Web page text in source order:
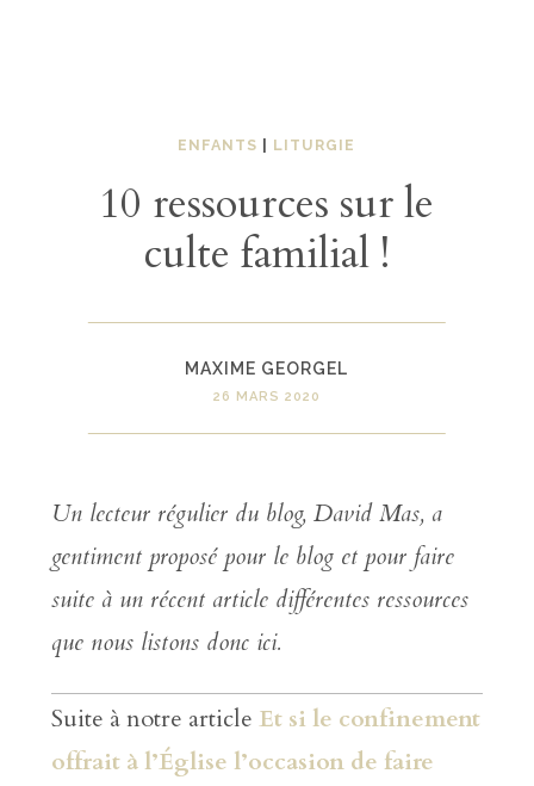
ENFANTS LITURGIE
10 ressources sur le
culte familial !
MAXIME GEORGEL
26 MARS 2020
Un lecteur régulier du blog, David Mas, a
gentiment proposé pour le blog et pour faire
suite à un récent article différentes ressources
que nous listons donc ici.
Suite à notre article Et si le confinement
offrait à l’Église l’occasion de faire